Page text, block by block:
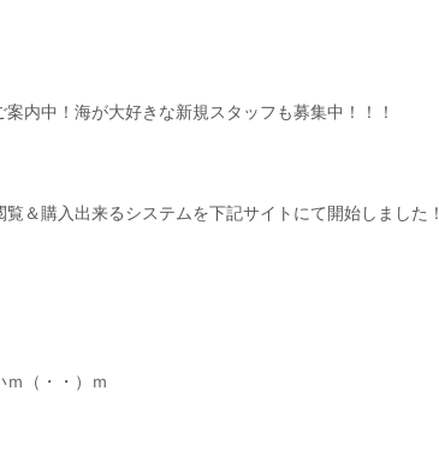
内中！海が大好きな新規スタッフも募集中！！！
＆購入出来るシステムを下記サイトにて開始しました！
（・・）ｍ